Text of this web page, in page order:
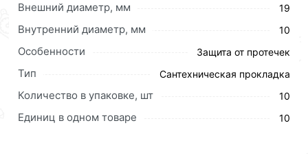
Внешний диаметр, мм 19
Внутренний диаметр, мм 10
Особенности Защита от протечек
Тип Сантехническая прокладка
Количество в упаковке, шт 10
Единиц в одном товаре 10